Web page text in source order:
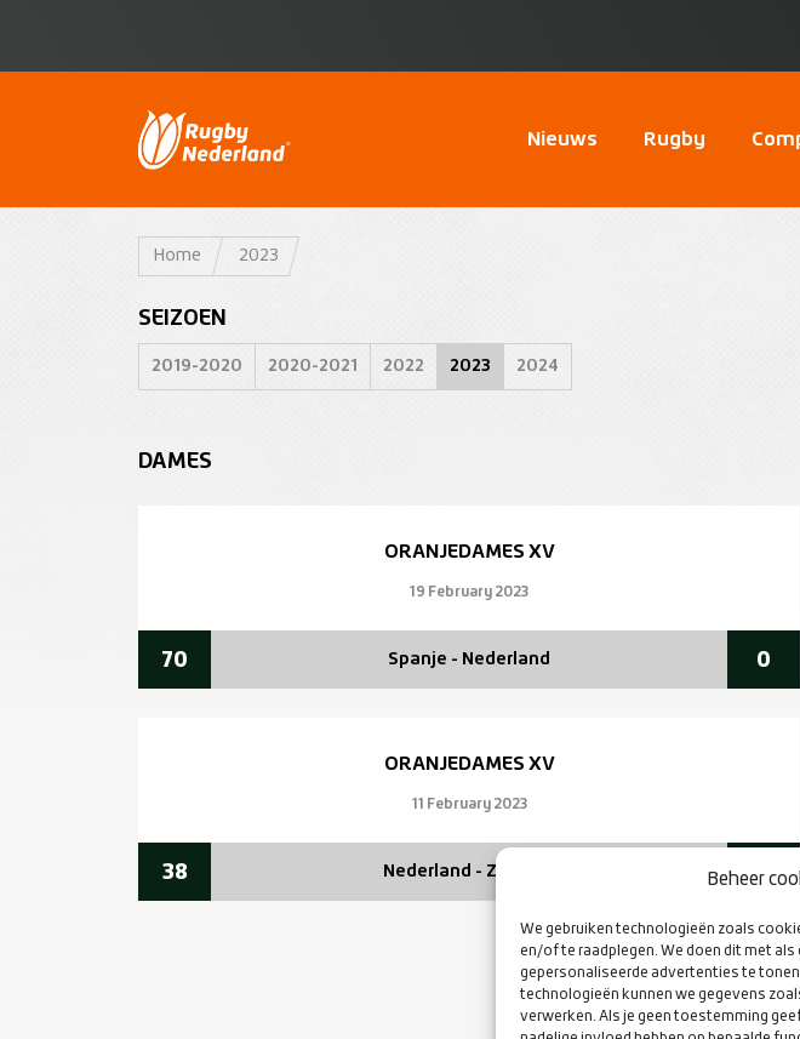
Beheer
We gebruiken technologieën zoals
en/of te raadplegen. We doen dit met
gepersonaliseerde advertenties te
technologieën kunnen we gegevens
verwerken. Als je geen toestemming
Nieuws Rugby
Home 2023
SEIZOEN
2019-2020 2020-2021 2022 2023 2024
DAMES
ORANJEDAMES XV
19 February 2023
70 Spanje - Nederland 0
ORANJEDAMES XV
11 February 2023
38 Nederland - Zweden 12